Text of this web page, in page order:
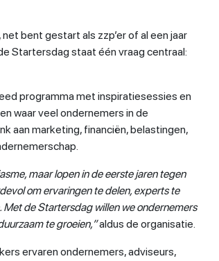
bent gestart als zzp’er of al een jaar
Startersdag staat één vraag centraal:
programma met inspiratiesessies en
waar veel ondernemers in de
aan marketing, financiën, belastingen,
maar lopen in de eerste jaren tegen
om ervaringen te delen, experts te
de Startersdag willen we ondernemers
te groeien,”aldus de organisatie.
ervaren ondernemers, adviseurs,